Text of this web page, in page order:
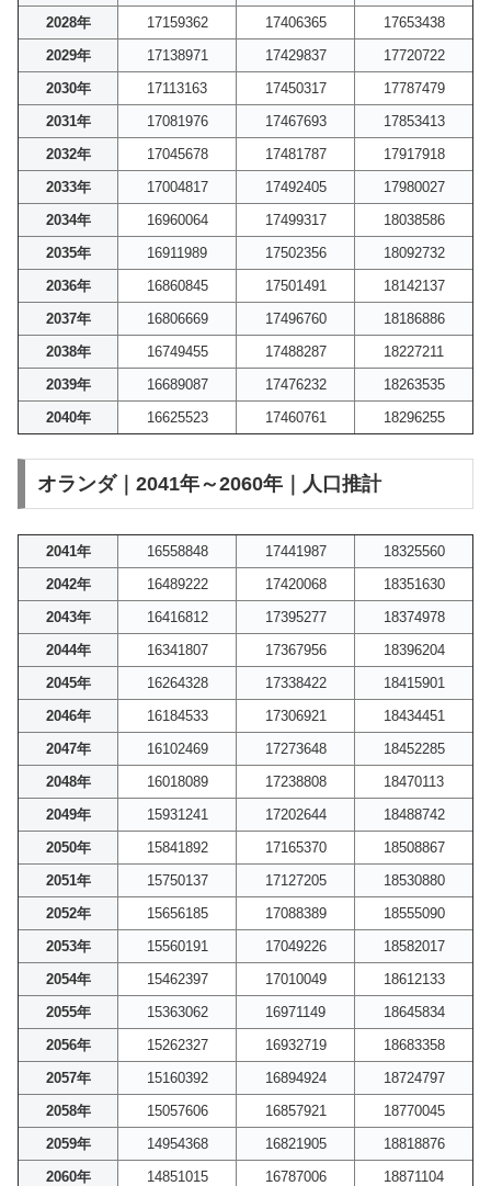
2028年
17159362 17406365
17653438
2029年
17138971 17429837
17720722
2030年
17113163 17450317
17787479
2031年
17081976 17467693
17853413
2032年
17045678 17481787
17917918
2033年
17004817 17492405
17980027
2034年
16960064 17499317
18038586
2035年
16911989 17502356
18092732
2036年
16860845 17501491
18142137
2037年
16806669 17496760
18186886
2038年
16749455 17488287
18227211
2039年
16689087 17476232
18263535
2040年
16625523 17460761 18296255
オランダ｜2041年～2060年｜人口推計
2041年 16558848 17441987
18325560
2042年
16489222 17420068
18351630
2043年
16416812 17395277
18374978
2044年
16341807 17367956
18396204
2045年
16264328 17338422
18415901
2046年
16184533 17306921
18434451
2047年
16102469 17273648
18452285
2048年
16018089 17238808
18470113
2049年
15931241 17202644
18488742
2050年
15841892 17165370
18508867
2051年
15750137 17127205
18530880
2052年
15656185 17088389
18555090
2053年
15560191 17049226
18582017
2054年
15462397 17010049
18612133
2055年
15363062 16971149
18645834
2056年
15262327 16932719
18683358
2057年
15160392 16894924
18724797
2058年
15057606 16857921
18770045
2059年
14954368 16821905
18818876
2060年
14851015 16787006 18871104